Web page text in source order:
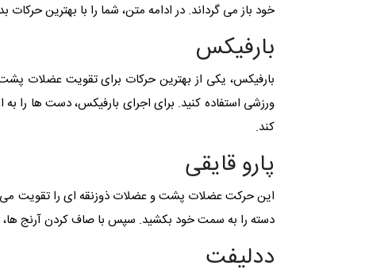
خود باز می‌ گرداند. در ادامه متن، شما را با بهترین حرکات
بارفیکس
بارفیکس، یکی از بهترین حرکات برای تقویت عضلات
ورزشی استفاده کنید. برای اجرای بارفیکس، دست ‌ها را به
کند.
پارو قایقی
این حرکت عضلات پشت و عضلات ذوزنقه ای را تقویت می
دسته را به سمت خود بکشید. سپس با صاف کردن آرنج
ددلیفت